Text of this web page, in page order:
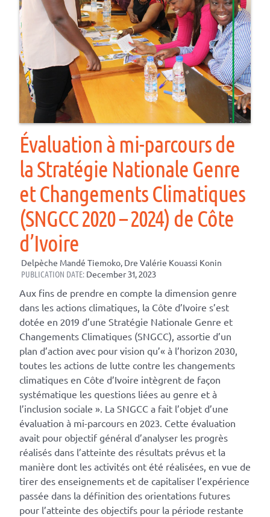
Évaluation à mi-parcours de
la Stratégie Nationale Genre
et Changements Climatiques
(SNGCC 2020 – 2024) de Côte
d’Ivoire
Delpèche Mandé Tiemoko, Dre Valérie Kouassi Konin
PUBLICATION DATE: December 31, 2023
Aux fins de prendre en compte la dimension genre
dans les actions climatiques, la Côte d’Ivoire s’est
dotée en 2019 d’une Stratégie Nationale Genre et
Changements Climatiques (SNGCC), assortie d’un
plan d’action avec pour vision qu’« à l’horizon 2030,
toutes les actions de lutte contre les changements
climatiques en Côte d’Ivoire intègrent de façon
systématique les questions liées au genre et à
l’inclusion sociale ». La SNGCC a fait l’objet d’une
évaluation à mi-parcours en 2023. Cette évaluation
avait pour objectif général d’analyser les progrès
réalisés dans l’atteinte des résultats prévus et la
manière dont les activités ont été réalisées, en vue de
tirer des enseignements et de capitaliser l’expérience
passée dans la définition des orientations futures
pour l’atteinte des objectifs pour la période restante